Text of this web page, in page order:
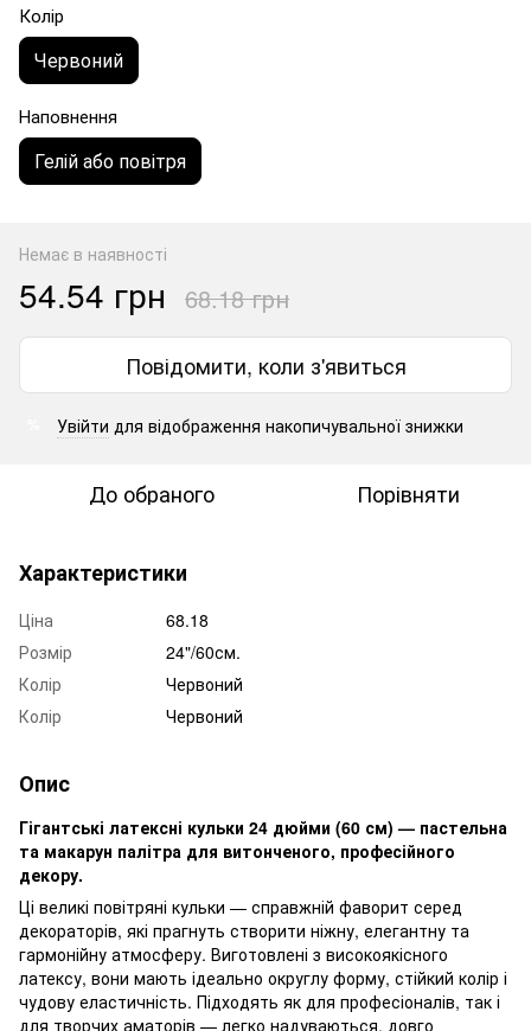
Колір
Червоний
Наповнення
Гелій або повітря
Немає в наявності
54.54 грн 68.18 грн
Повідомити, коли з'явиться
Увійти для відображення накопичувальної знижки
До обраного Порівняти
Характеристики
Ціна
68.18
Розмір
24"/60см.
Колір
Червоний
Колір
Червоний
Опис
Гігантські латексні кульки 24 дюйми (60 см) — пастельна
та макарун палітра для витонченого, професійного
декору.
Ці великі повітряні кульки — справжній фаворит серед
декораторів, які прагнуть створити ніжну, елегантну та
гармонійну атмосферу. Виготовлені з високоякісного
латексу, вони мають ідеально округлу форму, стійкий колір і
чудову еластичність. Підходять як для професіоналів, так і
для творчих аматорів — легко надуваються, довго